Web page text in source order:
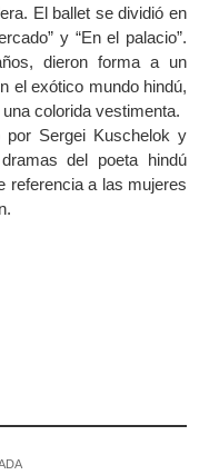
El ballet se dividió en
y “En el palacio”.
dieron forma a un
el exótico mundo hindú,
colorida vestimenta.
por Sergei Kuschelok y
del poeta hindú
referencia a las mujeres